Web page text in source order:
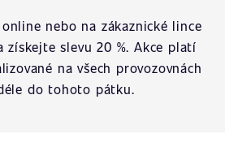
nebo na zákaznické lince
získejte slevu 20 %. Akce platí
na všech provozovnách
do tohoto pátku.